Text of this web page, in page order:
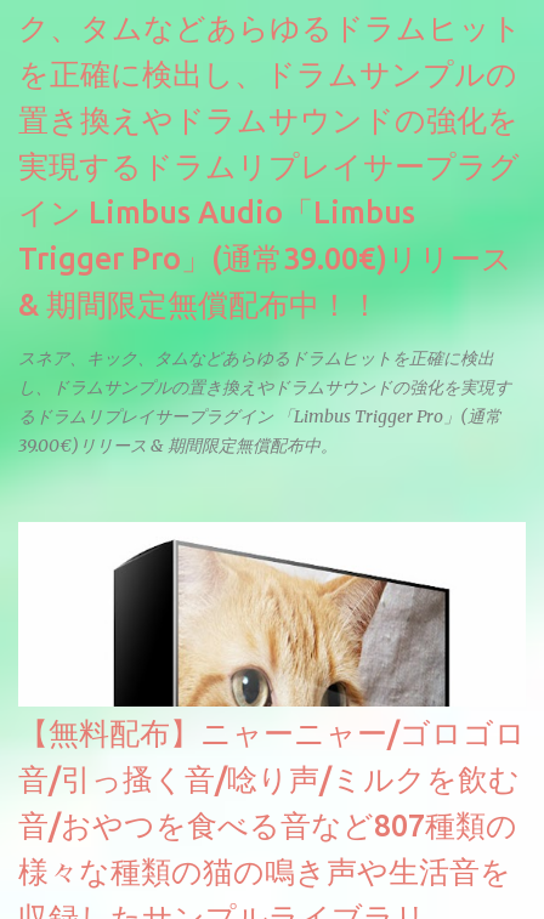
る音色が得られます。単に音量を変えただけの同じ音ではありま
せん。
ク、タムなどあらゆるドラムヒット
を正確に検出し、ドラムサンプルの
置き換えやドラムサウンドの強化を
実現するドラムリプレイサープラグ
イン Limbus Audio「Limbus
Trigger Pro」(通常39.00€)リリース
& 期間限定無償配布中！！
スネア、キック、タムなどあらゆるドラムヒットを正確に検出
し、ドラムサンプルの置き換えやドラムサウンドの強化を実現す
るドラムリプレイサープラグイン 「Limbus Trigger Pro」(通常
39.00€)リリース & 期間限定無償配布中。
【無料配布】ニャーニャー/ゴロゴロ
音/引っ搔く音/唸り声/ミルクを飲む
音/おやつを食べる音など807種類の
様々な種類の猫の鳴き声や生活音を